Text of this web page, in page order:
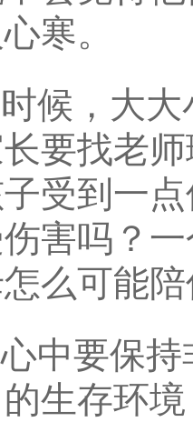
寒。
候，大
要找老
受到一
害吗？
么可能
中要保
生存环